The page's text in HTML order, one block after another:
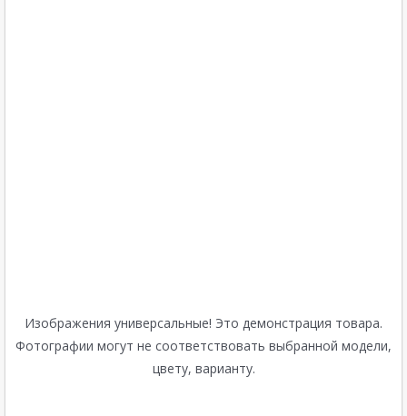
Изображения универсальные! Это демонстрация товара.
Фотографии могут не соответствовать выбранной модели,
цвету, варианту.